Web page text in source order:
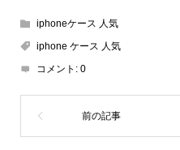
iphoneケース 人気
iphone ケース 人気
コメント: 0